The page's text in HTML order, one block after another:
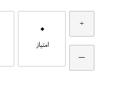
0
امتیاز